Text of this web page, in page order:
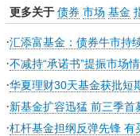
更多关于 债券 市场 基金
·汇添富基金：债券牛市持
·不减持“承诺书”提振市场
·华夏理财30天基金获批短
·新基金扩容迅猛 前三季首
·杠杆基金担纲反弹先锋 有